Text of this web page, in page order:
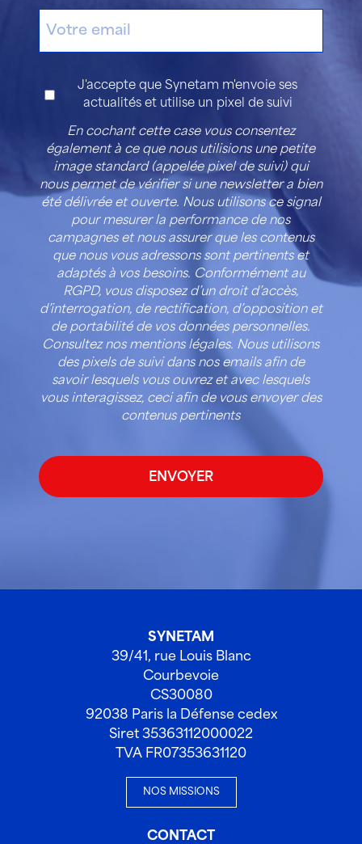
Consentement
J'accepte que Synetam m'envoie ses
actualités et utilise un pixel de suivi
En cochant cette case vous consentez
également à ce que nous utilisions une petite
image standard (appelée pixel de suivi) qui
nous permet de vérifier si une newsletter a bien
été délivrée et ouverte. Nous utilisons ce signal
pour mesurer la performance de nos
campagnes et nous assurer que les contenus
que nous vous adressons sont pertinents et
adaptés à vos besoins. Conformément au
RGPD, vous disposez d’un droit d’accès,
d’interrogation, de rectification, d’opposition et
de portabilité de vos données personnelles.
Consultez nos mentions légales. Nous utilisons
des pixels de suivi dans nos emails afin de
savoir lesquels vous ouvrez et avec lesquels
vous interagissez, ceci afin de vous envoyer des
contenus pertinents
SYNETAM
39/41, rue Louis Blanc
Courbevoie
CS30080
92038 Paris la Défense cedex
Siret 35363112000022
TVA FR07353631120
NOS MISSIONS
CONTACT